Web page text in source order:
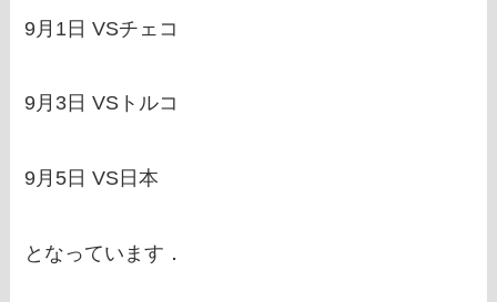
9月1日 VSチェコ
9月3日 VSトルコ
9月5日 VS日本
となっています．